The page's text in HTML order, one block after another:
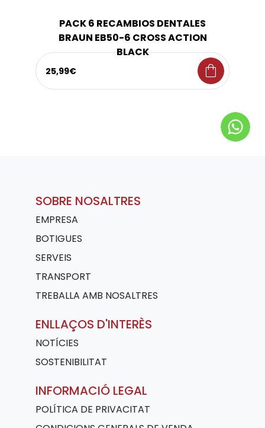
PACK 6 RECAMBIOS DENTALES
BRAUN EB50-6 CROSS ACTION
BLACK
25,99€ shopping_bag
SOBRE NOSALTRES
EMPRESA
BOTIGUES
SERVEIS
TRANSPORT
TREBALLA AMB NOSALTRES
ENLLAÇOS D'INTERÈS
NOTÍCIES
SOSTENIBILITAT
INFORMACIÓ LEGAL
POLÍTICA DE PRIVACITAT